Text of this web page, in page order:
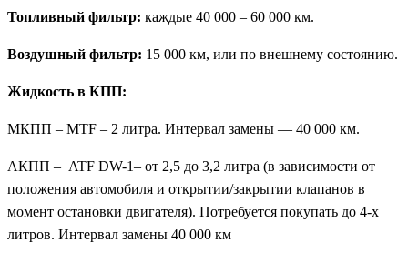
Топливный фильтр: каждые 40 000 – 60 000 км.
Воздушный фильтр: 15 000 км, или по внешнему состоянию.
Жидкость в КПП:
МКПП – MTF – 2 литра. Интервал замены — 40 000 км.
АКПП – ATF DW-1– от 2,5 до 3,2 литра (в зависимости от
положения автомобиля и открытии/закрытии клапанов в
момент остановки двигателя). Потребуется покупать до 4-х
литров. Интервал замены 40 000 км